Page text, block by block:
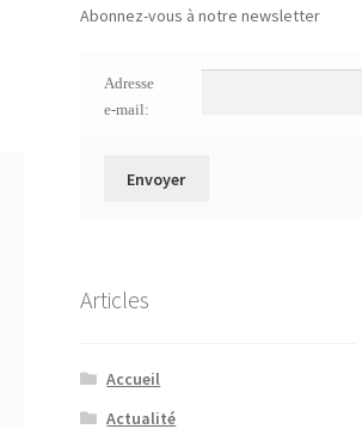
Abonnez-vous à notre newsletter
Adresse
e-mail:
Articles
Accueil
Actualité